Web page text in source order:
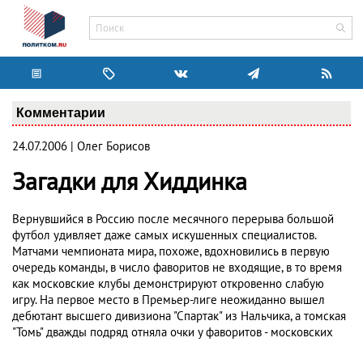
Комментарии
24.07.2006 | Олег Борисов
Загадки для Хиддинка
Вернувшийся в Россию после месячного перерыва большой
футбол удивляет даже самых искушенных специалистов.
Матчами чемпионата мира, похоже, вдохновились в первую
очередь команды, в число фаворитов не входящие, в то время
как московские клубы демонстрируют откровенно слабую
игру. На первое место в Премьер-лиге неожиданно вышел
дебютант высшего дивизиона "Спартак" из Нальчика, а томская
"Томь" дважды подряд отняла очки у фаворитов - московских